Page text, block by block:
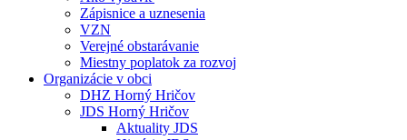
Zápisnice a uznesenia
VZN
Verejné obstarávanie
Miestny poplatok za rozvoj
Organizácie v obci
DHZ Horný Hričov
JDS Horný Hričov
Aktuality JDS